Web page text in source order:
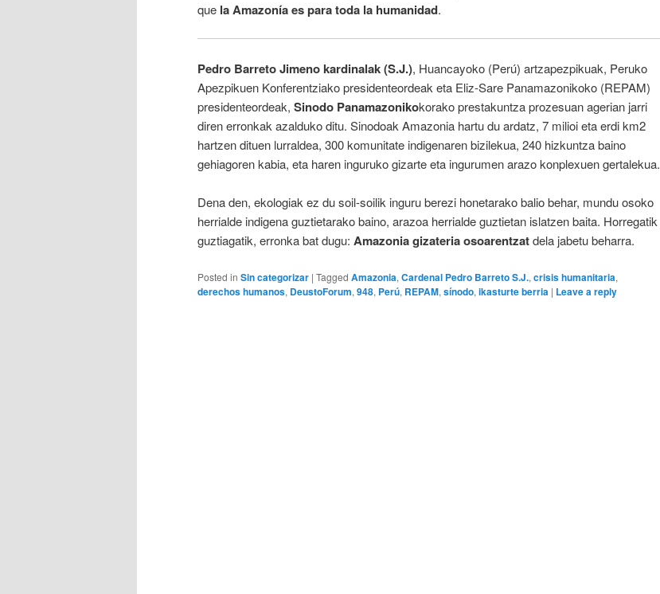
que la Amazonía es para toda la humanidad.
Pedro Barreto Jimeno kardinalak (S.J.), Huancayoko (Perú) artzapezpikuak, Peruko
Apezpikuen Konferentziako presidenteordeak eta Eliz-Sare Panamazonikoko (REPAM)
presidenteordeak, Sinodo Panamazonikokorako prestakuntza prozesuan agerian jarri
diren erronkak azalduko ditu. Sinodoak Amazonia hartu du ardatz, 7 milioi eta erdi km2
hartzen dituen lurraldea, 300 komunitate indigenaren bizilekua, 240 hizkuntza baino
gehiagoren kabia, eta haren inguruko gizarte eta ingurumen arazo konplexuen gertalekua.
Dena den, ekologiak ez du soil-soilik inguru berezi honetarako balio behar, mundu osoko
herrialde indigena guztietarako baino, arazoa herrialde guztietan islatzen baita. Horregatik
guztiagatik, erronka bat dugu: Amazonia gizateria osoarentzatdela jabetu beharra.
Posted in Sin categorizar | Tagged Amazonia, Cardenal Pedro Barreto S.J., crisis humanitaria,
derechos humanos, DeustoForum, 948, Perú, REPAM, sínodo, ikasturte berria | Leave a reply